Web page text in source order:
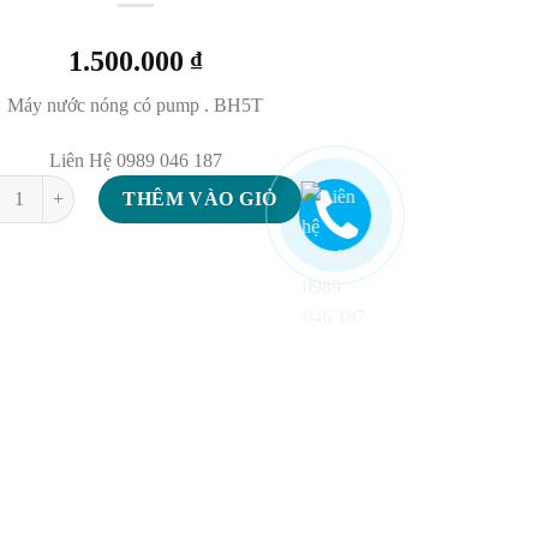
1.500.000 ₫
Máy nước nóng có pump . BH5T
Liên Hệ 0989 046 187
THÊM VÀO GIỎ